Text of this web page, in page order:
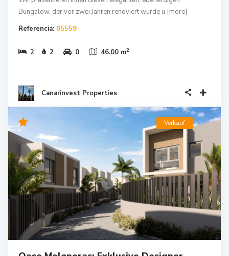
Bungalow, der vor zwei Jahren renoviert wurde u [more]
Referencia: 05559
2 2 0 46.00 m2
Canarinvest Properties
Verkauf